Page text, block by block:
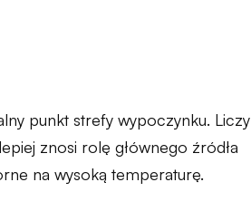
punkt strefy wypoczynku. Liczy
znosi rolę głównego źródła
na wysoką temperaturę.